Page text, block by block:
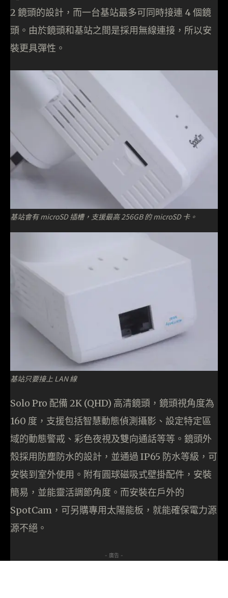
2 鏡頭的設計，而一台基站最多可同時接連 4 個鏡
頭。由於鏡頭和基站之間是採用無線連接，所以安
裝更具彈性。
基站會有 microSD 插槽，支援最高 256GB 的 microSD 卡。
基站只要接上 LAN 線
Solo Pro 配備 2K (QHD) 高清鏡頭，鏡頭視角度為
160 度，支援包括智慧動態偵測攝影、設定特定區
域的動態警戒、彩色夜視及雙向通話等等。鏡頭外
殼採用防塵防水的設計，並通過 IP65 防水等級，可
安裝到室外使用。附有圓球磁吸式壁掛配件，安裝
簡易，並能靈活調節角度。而安裝在戶外的
SpotCam，可另購專用太陽能板，就能確保電力源
源不絕。
- 廣告 -